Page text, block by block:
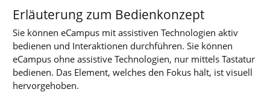
Erläuterung zum Bedienkonzept
Sie können eCampus mit assistiven Technologien aktiv
bedienen und Interaktionen durchführen. Sie können
eCampus ohne assistive Technologien, nur mittels Tastatur
bedienen. Das Element, welches den Fokus hält, ist visuell
hervorgehoben.